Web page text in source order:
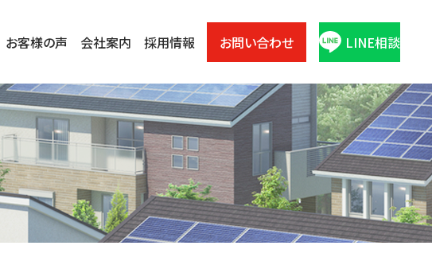
お客様の声 会社案内 採用情報 お問い合わせ LINE相談